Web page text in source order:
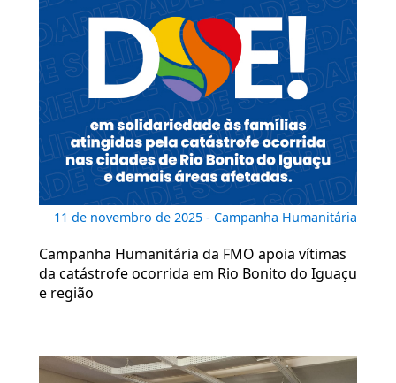
11 de novembro de 2025 - Campanha Humanitária
Campanha Humanitária da FMO apoia vítimas
da catástrofe ocorrida em Rio Bonito do Iguaçu
e região